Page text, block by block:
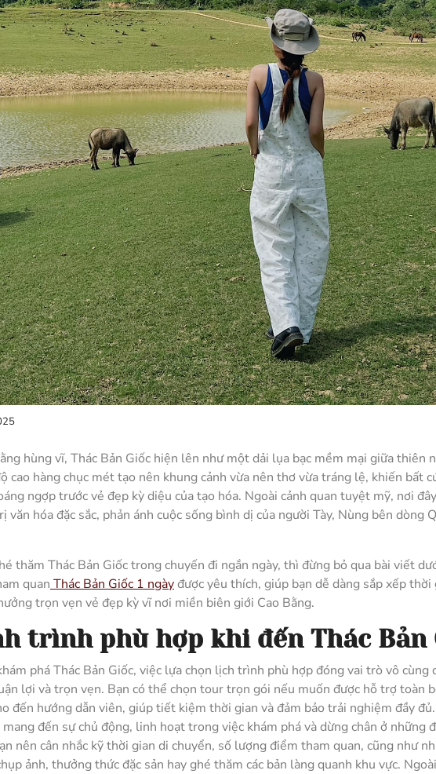
hùng vĩ, Thác Bản Giốc hiện lên như một dải lụa bạc mềm mại giữa thiên
cao hàng chục mét tạo nên khung cảnh vừa nên thơ vừa tráng lệ, khiến bất
ngợp trước vẻ đẹp kỳ diệu của tạo hóa. Ngoài cảnh quan tuyệt mỹ, nơi
hóa đặc sắc, phản ánh cuộc sống bình dị của người Tày, Nùng bên dòng
thăm Thác Bản Giốc trong chuyến đi ngắn ngày, thì đừng bỏ qua bài viết
quan Thác Bản Giốc 1 ngàyđược yêu thích, giúp bạn dễ dàng sắp xếp thời
trọn vẹn vẻ đẹp kỳ vĩ nơi miền biên giới Cao Bằng.
trình phù hợp khi đến Thác Bản
phá Thác Bản Giốc, việc lựa chọn lịch trình phù hợp đóng vai trò vô cùng
lợi và trọn vẹn. Bạn có thể chọn tour trọn gói nếu muốn được hỗ trợ toàn
đến hướng dẫn viên, giúp tiết kiệm thời gian và đảm bảo trải nghiệm đầy
đến sự chủ động, linh hoạt trong việc khám phá và dừng chân ở những
nên cân nhắc kỹ thời gian di chuyển, số lượng điểm tham quan, cũng như
ảnh, thưởng thức đặc sản hay ghé thăm các bản làng quanh khu vực.